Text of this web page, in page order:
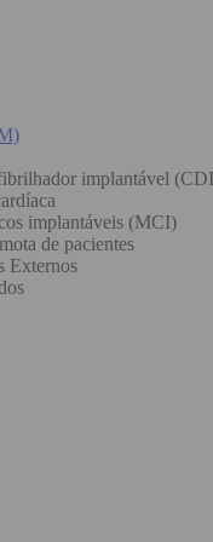
implantável
implantáveis (MCI)
de pacientes
Externos